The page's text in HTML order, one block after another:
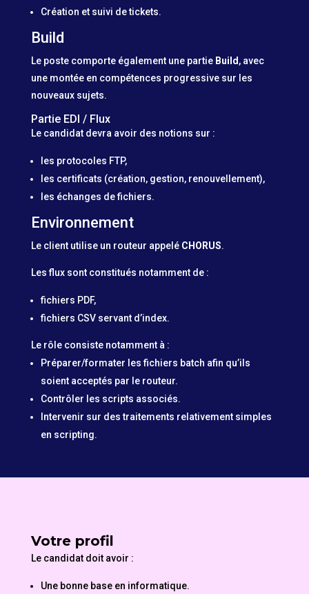
Création et suivi de tickets.
Build
Le poste comporte également une partie Build , avec
une montée en compétences progressive sur les
nouveaux sujets.
Partie EDI / Flux
Le candidat devra avoir des notions sur :
les protocoles FTP,
les certificats (création, gestion, renouvellement),
les échanges de fichiers.
Environnement
Le client utilise un routeur appelé CHORUS.
Les flux sont constitués notamment de :
fichiers PDF,
fichiers CSV servant d’index.
Le rôle consiste notamment à :
Préparer/formater les fichiers batch afin qu’ils
soient acceptés par le routeur.
Contrôler les scripts associés.
Intervenir sur des traitements relativement simples
en scripting.
Votre profil
Le candidat doit avoir :
Une bonne base en informatique.